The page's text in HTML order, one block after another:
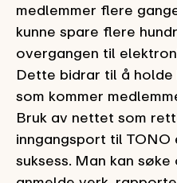
medlemmer flere
kunne spare flere
overgangen til
Dette bidrar til å holde
som kommer
Bruk av nettet som
inngangsport til
suksess. Man kan